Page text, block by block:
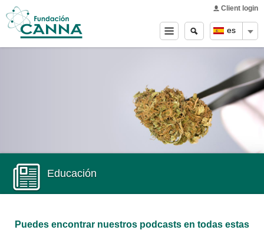
es
Client login
Main menu
Search
form
Buscar
Educación
Puedes encontrar nuestros podcasts en todas estas